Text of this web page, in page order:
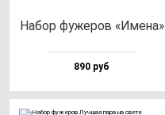
Набор фу­же­ров «Име­на»
890 руб